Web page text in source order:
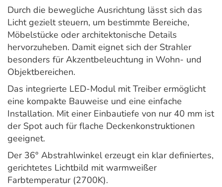
Durch die bewegliche Ausrichtung lässt sich das
Licht gezielt steuern, um bestimmte Bereiche,
Möbelstücke oder architektonische Details
hervorzuheben. Damit eignet sich der Strahler
besonders für Akzentbeleuchtung in Wohn- und
Objektbereichen.
Das integrierte LED-Modul mit Treiber ermöglicht
eine kompakte Bauweise und eine einfache
Installation. Mit einer Einbautiefe von nur 40 mm ist
der Spot auch für flache Deckenkonstruktionen
geeignet.
Der 36° Abstrahlwinkel erzeugt ein klar definiertes,
gerichtetes Lichtbild mit warmweißer
Farbtemperatur (2700K).